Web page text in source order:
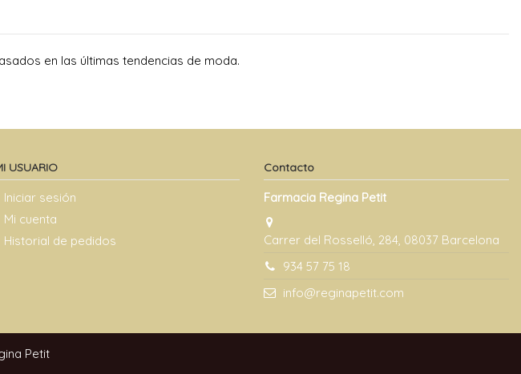
en las últimas tendencias de moda.
USUARIO
Iniciar sesión
Mi cuenta
Historial de pedidos
Contacto
Farmacia Regina Petit
Carrer del Rosselló, 284, 08037 Barcelona
934 57 75 18
info@reginapetit.com
Petit